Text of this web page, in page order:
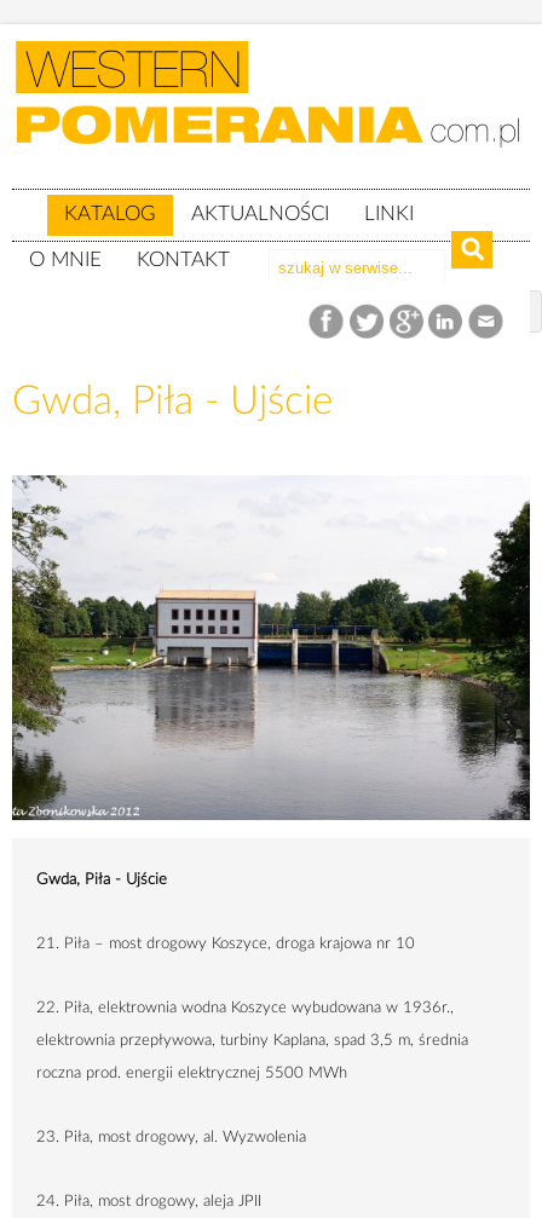
KATALOG AKTUALNOŚCI LINKI
O MNIE KONTAKT
Gwda
Gwda, Piła - Ujście
Gwda, Piła - Ujście
21. Piła – most drogowy Koszyce, droga krajowa nr 10
22. Piła, elektrownia wodna Koszyce wybudowana w 1936r.,
elektrownia przepływowa, turbiny Kaplana, spad 3,5 m, średnia
roczna prod. energii elektrycznej 5500 MWh
23. Piła, most drogowy, al. Wyzwolenia
24. Piła, most drogowy, aleja JPII